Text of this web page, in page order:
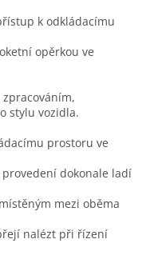
k odkládacímu
opěrkou ve
stylu vozidla.
prostoru ve
dokonale ladí
mezi oběma
nalézt při řízení